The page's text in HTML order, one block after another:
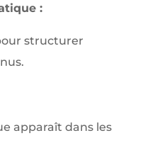
:
structurer
apparaît dans les